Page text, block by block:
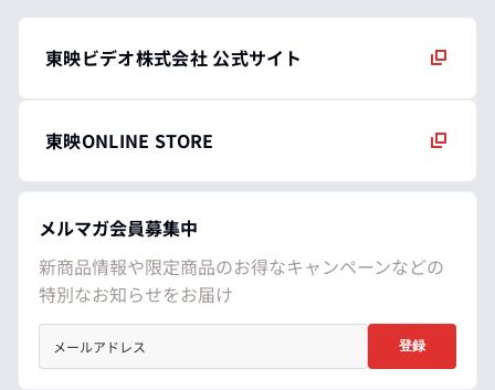
東映ビデオ株式会社 公式サイト
東映ONLINE STORE
メルマガ会員募集中
新商品情報や限定商品のお得なキャンペーンなどの
特別なお知らせをお届け
登録